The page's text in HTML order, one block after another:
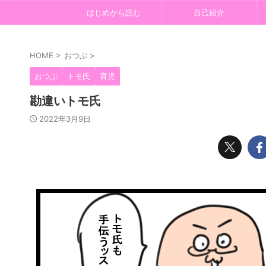
はじめから読む 自己紹介
HOME > おつぶ >
おつぶ トモ氏 育児
勘違いトモ氏
2022年3月9日